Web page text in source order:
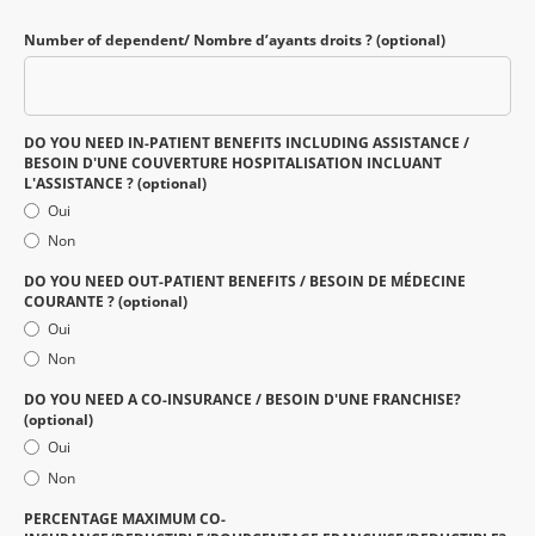
Number of dependent/ Nombre d’ayants droits ? (optional)
DO YOU NEED IN-PATIENT BENEFITS INCLUDING ASSISTANCE /
BESOIN D'UNE COUVERTURE HOSPITALISATION INCLUANT
L'ASSISTANCE ? (optional)
Oui
Non
DO YOU NEED OUT-PATIENT BENEFITS / BESOIN DE MÉDECINE
COURANTE ? (optional)
Oui
Non
DO YOU NEED A CO-INSURANCE / BESOIN D'UNE FRANCHISE?
(optional)
Oui
Non
PERCENTAGE MAXIMUM CO-